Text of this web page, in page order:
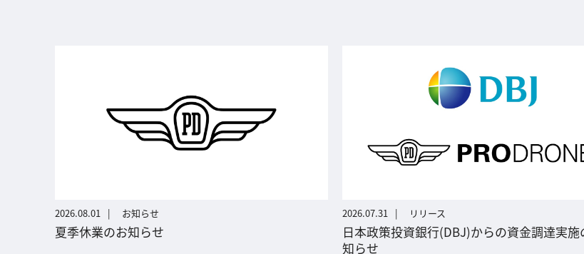
2026.08.01 お知らせ
夏季休業のお知らせ
2026.07.31 リリース
日本政策投資銀行(DBJ)からの資金調達実施
知らせ